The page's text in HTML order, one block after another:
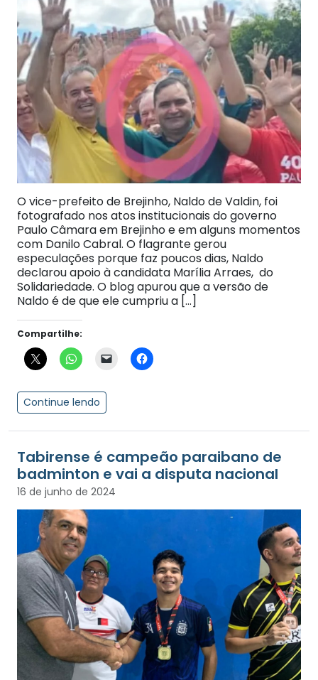
O vice-prefeito de Brejinho, Naldo de Valdin, foi
fotografado nos atos institucionais do governo
Paulo Câmara em Brejinho e em alguns momentos
com Danilo Cabral. O flagrante gerou
especulações porque faz poucos dias, Naldo
declarou apoio à candidata Marília Arraes, do
Solidariedade. O blog apurou que a versão de
Naldo é de que ele cumpriu a […]
Compartilhe:
Continue lendo
Tabirense é campeão paraibano de
badminton e vai a disputa nacional
16 de junho de 2024